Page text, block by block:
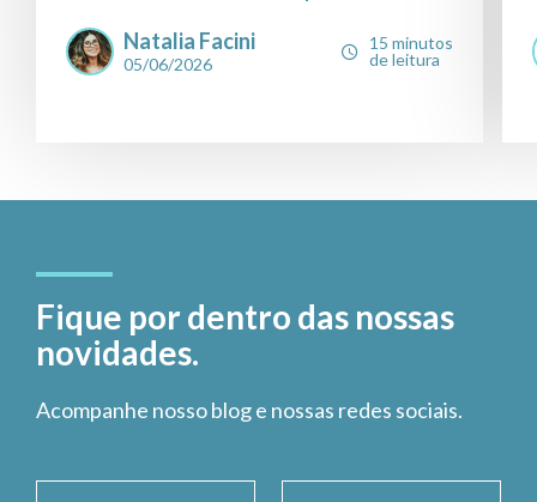
Natalia Facini
05/06/2026
15 minutos
de leitura
Fique por dentro das nossas
novidades.
Acompanhe nosso blog e nossas redes sociais.